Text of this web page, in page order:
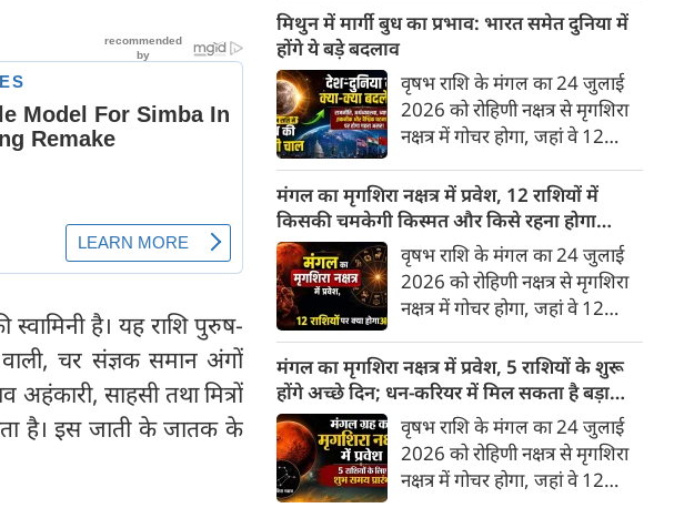
स्वामिनी है। यह राशि पुरुष-
वाली, चर संज्ञक समान अंगों
अहंकारी, साहसी तथा मित्रों
है। इस जाती के जातक के
जाए। वे एक ऐसा सार्वभौमिक सत्य
खोजना चाहते थे, जिस पर कोई भी
प्रश्नचिह्न न लगा सके। इसी विचार ने
बुद्धिवाद (Rationalism) की नींव
रखी। आइए, देकार्त के इस अद्भुत
दार्शनिक चिंतन के 4 प्रमुख स्तंभों को
गहराई से समझते हैं।
मिथुन में मार्गी बुध का प्रभाव: भारत समेत दुनिया में
होंगे ये बड़े बदलाव
वृषभ राशि के मंगल का 24 जुलाई
2026 को रोहिणी नक्षत्र से मृगशिरा
नक्षत्र में गोचर होगा, जहां वे 12
में एक बड़ा हलचल भरा मोड़ आ चुका
है- बुध ग्रह अपनी ही प्रिय राशि मिथुन
में सीधे (मार्गी) चलने लगे हैं। अब जब
बुद्धि और संवाद का कारक ग्रह सीधी
चाल चलेगा, तो जाहिर है आपकी
सोच, बातचीत और फैसलों की रफ्तार
भी बदल जाएगी।
मंगल का मृगशिरा नक्षत्र में प्रवेश, 12 राशियों में
किसकी चमकेगी किस्मत और किसे रहना होगा
सावधान?
वृषभ राशि के मंगल का 24 जुलाई
2026 को रोहिणी नक्षत्र से मृगशिरा
नक्षत्र में गोचर होगा, जहां वे 12
परिवर्तन के चलते मेष से लेकर मीन
तक किन राशियों के लिए शुभ और
किनके लिए है अशुभ। ज्योतिष शास्त्र
में मंगल को ऊर्जा, साहस, पराक्रम
और भूमि का कारक माना गया है,
जबकि मृगशिरा नक्षत्र के स्वामी स्वयं
मंगल का मृगशिरा नक्षत्र में प्रवेश, 5 राशियों के शुरू
होंगे अच्छे दिन; धन-करियर में मिल सकता है बड़ा
लाभ
वृषभ राशि के मंगल का 24 जुलाई
2026 को रोहिणी नक्षत्र से मृगशिरा
नक्षत्र में गोचर होगा, जहां वे 12